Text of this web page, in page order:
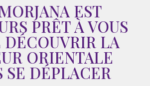
EST
PRÊT À VOUS
DÉCOUVRIR LA
ORIENTALE
SE DÉPLACER